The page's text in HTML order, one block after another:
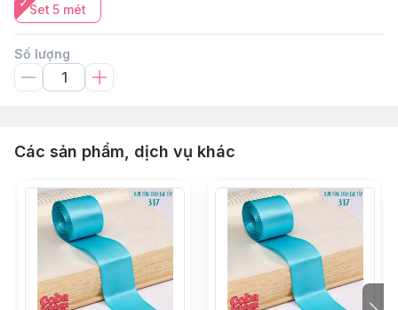
Set 5 mét
Số lượng
Các sản phẩm, dịch vụ khác